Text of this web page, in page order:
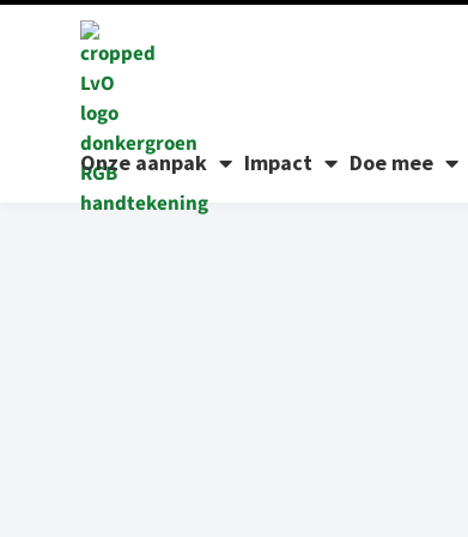
Onze aanpak Impact Doe mee